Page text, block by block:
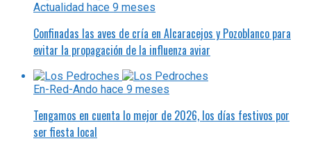
Actualidad hace 9 meses
Confinadas las aves de cría en Alcaracejos y Pozoblanco para
evitar la propagación de la influenza aviar
En-Red-Ando hace 9 meses
Tengamos en cuenta lo mejor de 2026, los días festivos por
ser fiesta local